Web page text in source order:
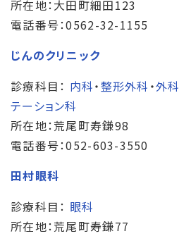
所在地：大田町細田123
電話番号：0562-32-1155
じんのクリニック
診療科目： 内科・整形外科 ・外科
テーション科
所在地：荒尾町寿鎌98
電話番号：052-603-3550
田村眼科
診療科目： 眼科
所在地：荒尾町寿鎌77